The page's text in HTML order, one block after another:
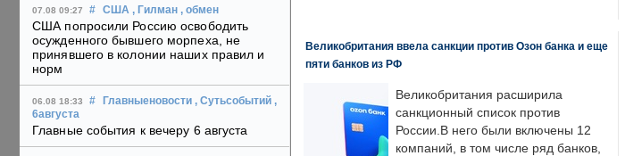
07.08 09:27 # США , Гилман , обмен
США попросили Россию освободить
осужденного бывшего морпеха, не
принявшего в колонии наших правил и
норм
06.08 18:33 # Главныеновости , Сутьсобытий ,
6августа
Главные события к вечеру 6 августа
Великобритания ввела санкции против Озон банка и еще
пяти банков из РФ
Великобритания расширила
санкционный список против
России.В него были включены 12
компаний, в том числе ряд банков,